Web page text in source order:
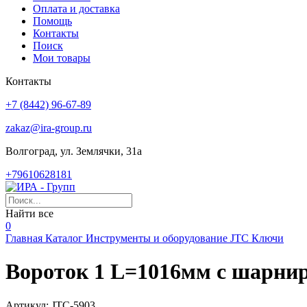
Оплата и доставка
Помощь
Контакты
Поиск
Мои товары
Контакты
+7 (8442) 96-67-89
zakaz@ira-group.ru
Волгоград, ул. Землячки, 31а
+79610628181
Найти все
0
Главная Каталог Инструменты и оборудование JTC Ключи
Вороток 1 L=1016мм с